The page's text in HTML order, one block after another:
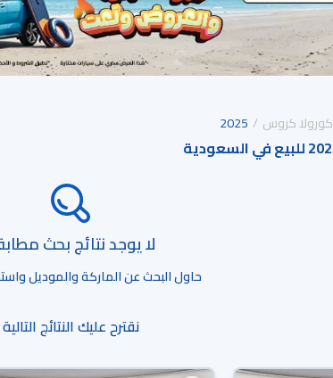
كورولا كروس 2025
لا يوجد نتائج بحث
حاول البحث عن الماركة والموديل
نقترح عليك النتائج التالية